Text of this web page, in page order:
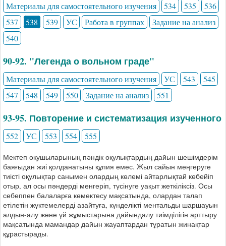
Материалы для самостоятельного изучения 534 535
536
537
538 539 УС Работа в группах
Задание на анализ
540
90-92. "Легенда о вольном граде"
Материалы для самостоятельного изучения УС 543
545
547
548 549 550 Задание на анализ 551
93-95. Повторение и систематизация изученного
552 УС 553 554 555
Мектеп оқушыларының пәндік оқулықтардың дайын шешімдерім
баяғыдан жиі қолданатыны құпия емес. Жыл сайын меңгеруге
тиісті оқулықтар санымен олардың көлемі айтарлықтай көбейіп
отыр, ал осы пәндерді менгеріп, түсінуге уақыт жеткіліксіз. Осы
себеппен балаларға көмектесу мақсатында, олардан талап
етілетін жүктемелерді азайтуға, күнделікті ментальды шаршауын
алдын-алу және үй жұмыстарына дайындалу тиімділігін арттыру
мақсатында мамандар дайын жауаптардан тұратын жинақтар
құрастырады.